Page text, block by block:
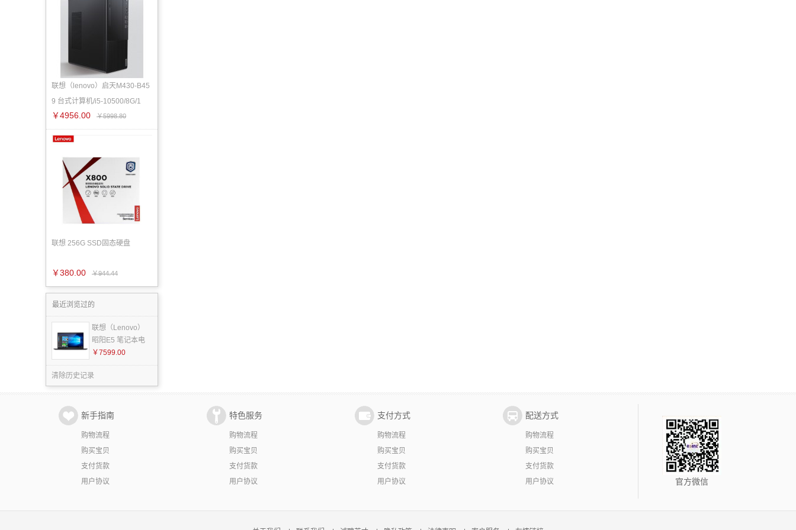
联想（lenovo）启天M430-B45
9 台式计算机/i5-10500/8G/1
￥4956.00 ￥5998.80
联想 256G SSD固态硬盘
￥380.00 ￥944.44
最近浏览过的
联想（Lenovo）
昭阳E5 笔记本电
￥7599.00
清除历史记录
新手指南
购物流程
购买宝贝
支付货款
用户协议
特色服务
购物流程
购买宝贝
支付货款
用户协议
支付方式
购物流程
购买宝贝
支付货款
用户协议
配送方式
购物流程
购买宝贝
支付货款
用户协议
官方微信